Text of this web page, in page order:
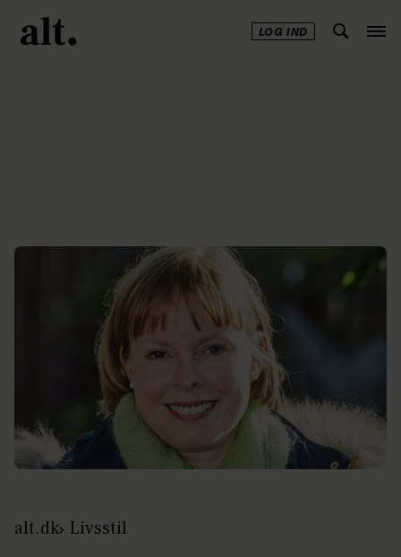
LOG IND
alt.dk Livsstil